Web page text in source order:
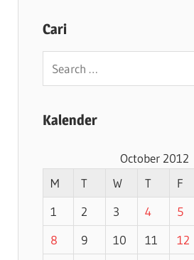
Cari
Kalender
October 2012
M
T W T F
1
2 3 4 5
8
9 10 11 12